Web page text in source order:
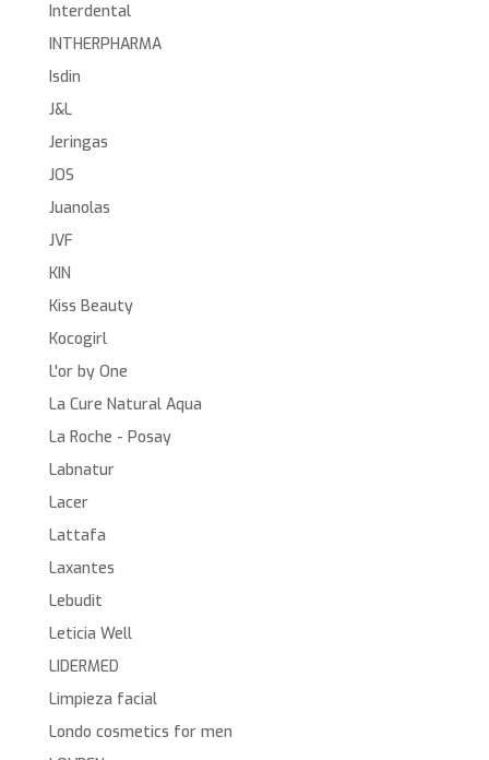
Interdental
INTHERPHARMA
Isdin
J&L
Jeringas
JOS
Juanolas
JVF
KIN
Kiss Beauty
Kocogirl
L'or by One
La Cure Natural Aqua
La Roche - Posay
Labnatur
Lacer
Lattafa
Laxantes
Lebudit
Leticia Well
LIDERMED
Limpieza facial
Londo cosmetics for men